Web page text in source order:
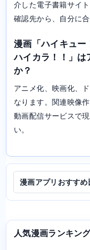
介した電子書籍サイ
確認先から、自分に
漫画「ハイキュー
ハイカラ！！」は
か？
アニメ化、映画化、
なります。関連映像
動画配信サービスで
い。
漫画アプリおすすめ
人気漫画ランキン